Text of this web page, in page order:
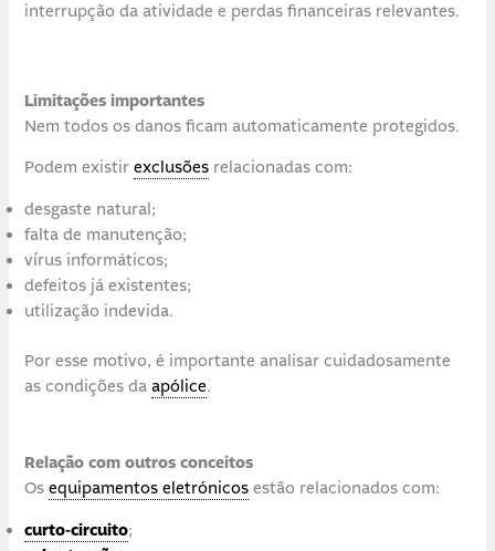
interrupção da atividade e perdas financeiras relevantes.
Limitações importantes
Nem todos os danos ficam automaticamente protegidos.
Podem existirexclusões relacionadas com:
desgaste natural;
falta de manutenção;
vírus informáticos;
defeitos já existentes;
utilização indevida.
Por esse motivo, é importante analisar cuidadosamente
as condições daapólice.
Relação com outros conceitos
Osequipamentos eletrónicos estão relacionados com:
curto-circuito;